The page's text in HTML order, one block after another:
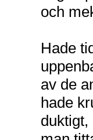
och
Hade
av de
hade